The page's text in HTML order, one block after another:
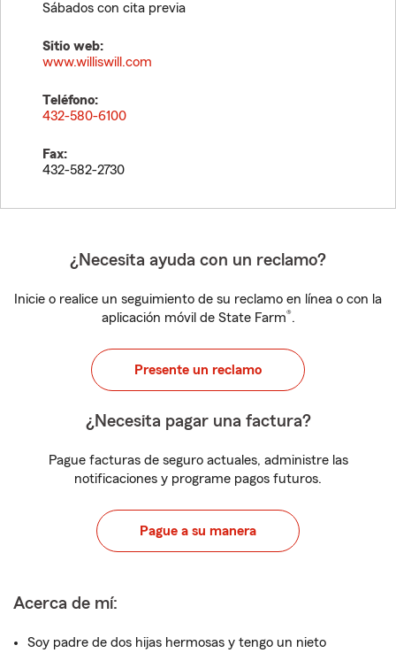
Sábados con cita previa
Sitio web:
www.williswill.com
Teléfono:
432-580-6100
Fax:
432-582-2730
¿Necesita ayuda con un reclamo?
Inicie o realice un seguimiento de su reclamo en línea o con la
aplicación móvil de State Farm®.
Presente un reclamo
¿Necesita pagar una factura?
Pague facturas de seguro actuales, administre las
notificaciones y programe pagos futuros.
Pague a su manera
Acerca de mí:
Soy padre de dos hijas hermosas y tengo un nieto